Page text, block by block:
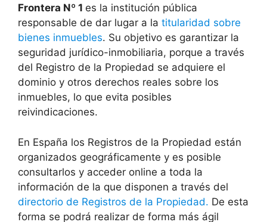
Frontera Nº 1 es la institución pública
responsable de dar lugar a la titularidad sobre
bienes inmuebles. Su objetivo es garantizar la
seguridad jurídico-inmobiliaria, porque a través
del Registro de la Propiedad se adquiere el
dominio y otros derechos reales sobre los
inmuebles, lo que evita posibles
reivindicaciones.
En España los Registros de la Propiedad están
organizados geográficamente y es posible
consultarlos y acceder online a toda la
información de la que disponen a través del
directorio de Registros de la Propiedad. De esta
forma se podrá realizar de forma más ágil